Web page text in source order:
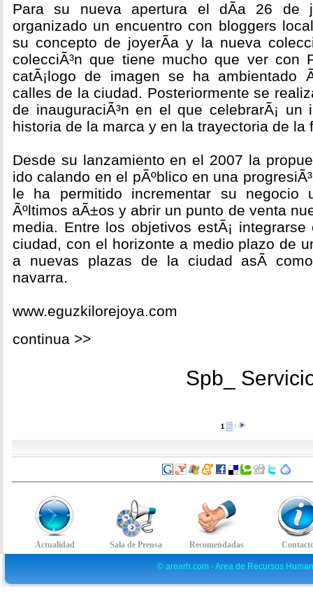
Para su nueva apertura el dÃ­a 26 de
organizado un encuentro con bloggers
su concepto de joyerÃ­a y la nueva
colecciÃ³n que tiene mucho que ver con
catÃ¡logo de imagen se ha ambientado
calles de la ciudad. Posteriormente se
de inauguraciÃ³n en el que celebrarÃ¡ un
historia de la marca y en la trayectoria de la
Desde su lanzamiento en el 2007 la
ido calando en el pÃºblico en una
le ha permitido incrementar su
Ãºltimos aÃ±os y abrir un punto de venta
media. Entre los objetivos estÃ¡
ciudad, con el horizonte a medio plazo de
a nuevas plazas de la ciudad asÃ­
navarra.
www.eguzkilorejoya.com
continua >>
Spb_
1 2
© arearh.com - Area de Recursos